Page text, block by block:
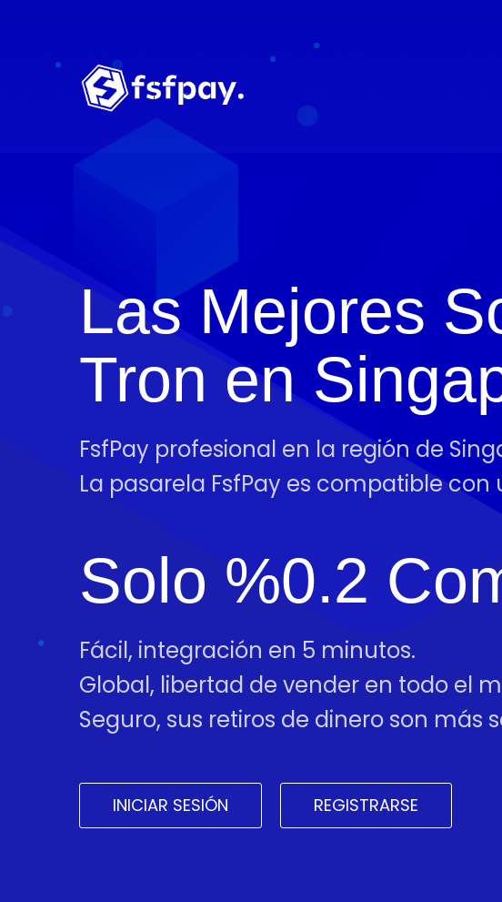
Las Mejores
Tron en
FsfPay profesional en la región de
La pasarela FsfPay es compatible
Solo %0.2
Fácil, integración en 5 minutos.
Global, libertad de vender en todo el
Seguro, sus retiros de dinero son más
INICIAR SESIÓN REGISTRARSE